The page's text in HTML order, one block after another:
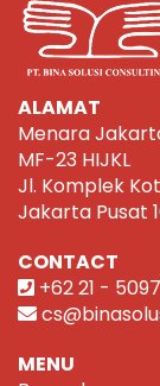
ALAMAT
Menara
MF-23 HIJKL
Jl. Komplek
Jakarta Pusat
CONTACT
+62 21 -
MENU